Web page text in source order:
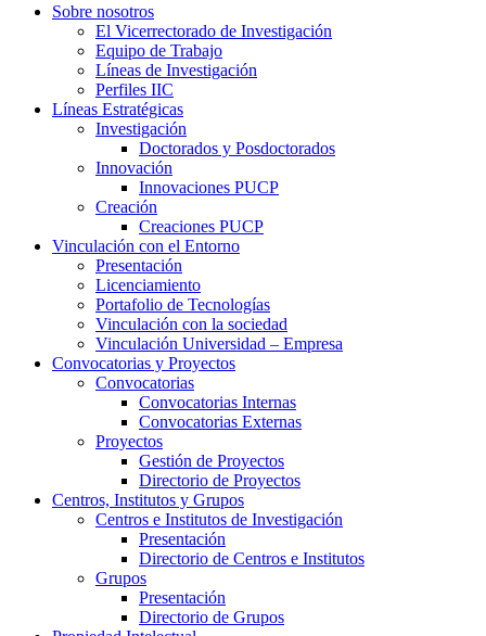
Sobre nosotros
El Vicerrectorado de Investigación
Equipo de Trabajo
Líneas de Investigación
Perfiles IIC
Líneas Estratégicas
Investigación
Doctorados y Posdoctorados
Innovación
Innovaciones PUCP
Creación
Creaciones PUCP
Vinculación con el Entorno
Presentación
Licenciamiento
Portafolio de Tecnologías
Vinculación con la sociedad
Vinculación Universidad – Empresa
Convocatorias y Proyectos
Convocatorias
Convocatorias Internas
Convocatorias Externas
Proyectos
Gestión de Proyectos
Directorio de Proyectos
Centros, Institutos y Grupos
Centros e Institutos de Investigación
Presentación
Directorio de Centros e Institutos
Grupos
Presentación
Directorio de Grupos